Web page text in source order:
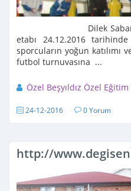
Dilek Sabancı
etabı 24.12.2016
sporcuların yoğun
futbol turnuvasına ...
Özel Beşyıldız Özel
24-12-2016 0 Yorum
http://